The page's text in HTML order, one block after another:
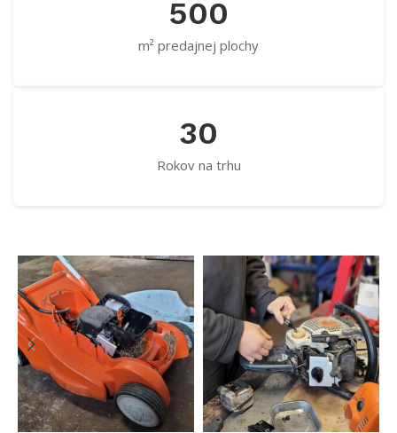
500
m² predajnej plochy
30
Rokov na trhu